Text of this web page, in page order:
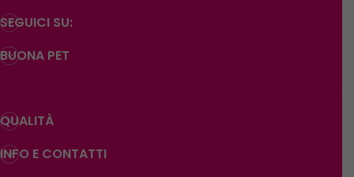
SEGUICI SU:
BUONA PET
QUALITÀ
INFO E CONTATTI